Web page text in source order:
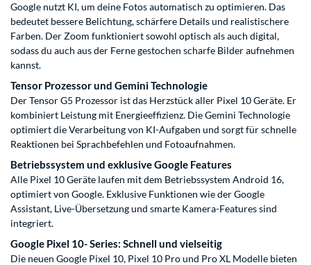
Google nutzt KI, um deine Fotos automatisch zu optimieren. Das
bedeutet bessere Belichtung, schärfere Details und realistischere
Farben. Der Zoom funktioniert sowohl optisch als auch digital,
sodass du auch aus der Ferne gestochen scharfe Bilder aufnehmen
kannst.
Tensor Prozessor und Gemini Technologie
Der Tensor G5 Prozessor ist das Herzstück aller Pixel 10 Geräte. Er
kombiniert Leistung mit Energieeffizienz. Die Gemini Technologie
optimiert die Verarbeitung von KI-Aufgaben und sorgt für schnelle
Reaktionen bei Sprachbefehlen und Fotoaufnahmen.
Betriebssystem und exklusive Google Features
Alle Pixel 10 Geräte laufen mit dem Betriebssystem Android 16,
optimiert von Google. Exklusive Funktionen wie der Google
Assistant, Live-Übersetzung und smarte Kamera-Features sind
integriert.
Google Pixel 10- Series: Schnell und vielseitig
Die neuen Google Pixel 10, Pixel 10 Pro und Pro XL Modelle bieten